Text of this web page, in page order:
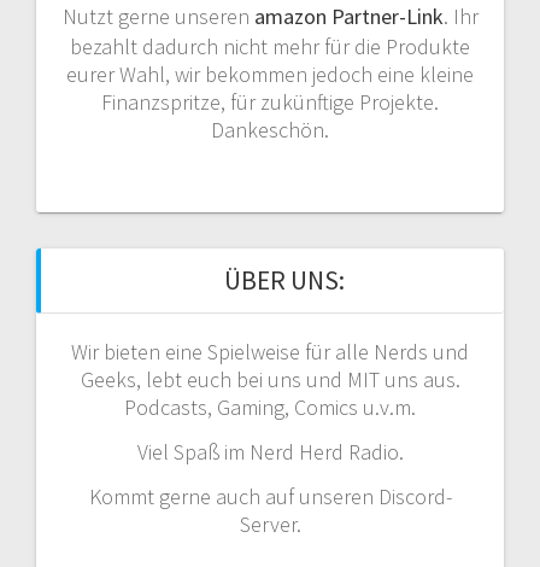
Nutzt gerne unseren amazon Partner-Link. Ihr
bezahlt dadurch nicht mehr für die Produkte
eurer Wahl, wir bekommen jedoch eine kleine
Finanzspritze, für zukünftige Projekte.
Dankeschön.
ÜBER UNS:
Wir bieten eine Spielweise für alle Nerds und
Geeks, lebt euch bei uns und MIT uns aus.
Podcasts, Gaming, Comics u.v.m.
Viel Spaß im Nerd Herd Radio.
Kommt gerne auch auf unseren Discord-
Server.